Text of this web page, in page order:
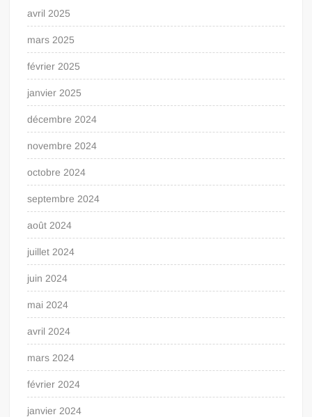
avril 2025
mars 2025
février 2025
janvier 2025
décembre 2024
novembre 2024
octobre 2024
septembre 2024
août 2024
juillet 2024
juin 2024
mai 2024
avril 2024
mars 2024
février 2024
janvier 2024